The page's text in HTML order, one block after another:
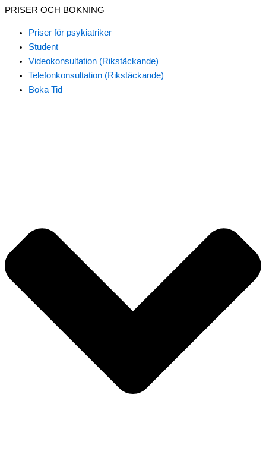
PRISER OCH BOKNING
Priser för psykiatriker
Student
Videokonsultation (Rikstäckande)
Telefonkonsultation (Rikstäckande)
Boka Tid